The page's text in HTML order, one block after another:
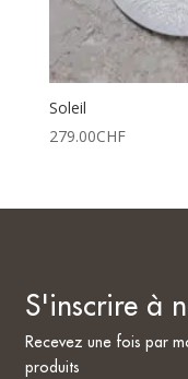
Soleil
279.00CHF
S'inscrire à
Recevez une fois par
produits